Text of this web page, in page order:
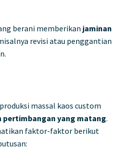
berani memberikan jaminan
revisi atau penggantian
massal kaos custom
pertimbangan yang matang.
faktor-faktor berikut